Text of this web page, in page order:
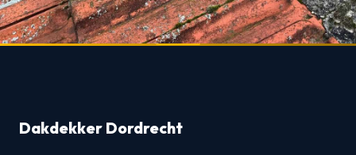
Dakdekker Dordrecht